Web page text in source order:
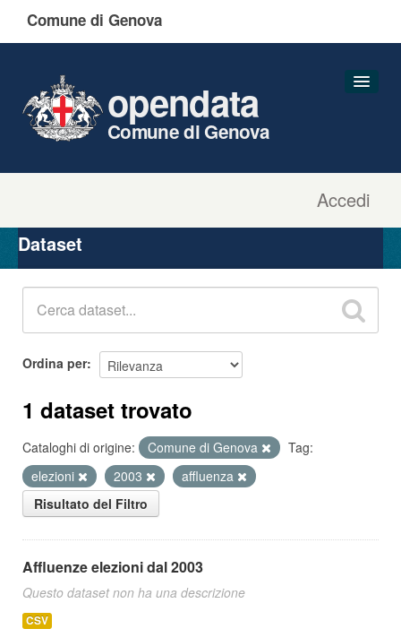
Comune di Genova
Accedi
opendata
Comune di Genova
Organizzazioni
Gruppi
Dataset
Ordina per
1 dataset trovato
Cataloghi di origine: Comune di Genova
Tag:
elezioni
2003
affluenza
Risultato del Filtro
Affluenze elezioni dal 2003
Questo dataset non ha una descrizione
CSV